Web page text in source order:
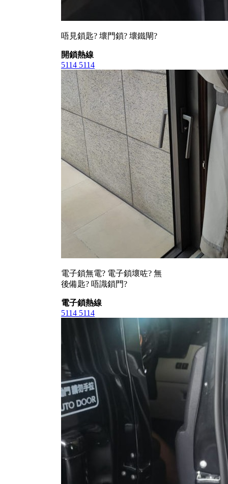
唔見鎖匙? 壞門鎖? 壞鐵閘?
開鎖熱線
5114 5114
電子鎖無電? 電子鎖壞咗? 無
後備匙? 唔識鎖門?
電子鎖熱線
5114 5114